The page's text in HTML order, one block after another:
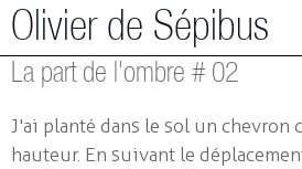
Olivier de Sépibus
Photographe | Plasticien
Alpes en mutation
La part de l'ombre # 02
J'ai planté dans le sol un chevron
hauteur. En suivant le